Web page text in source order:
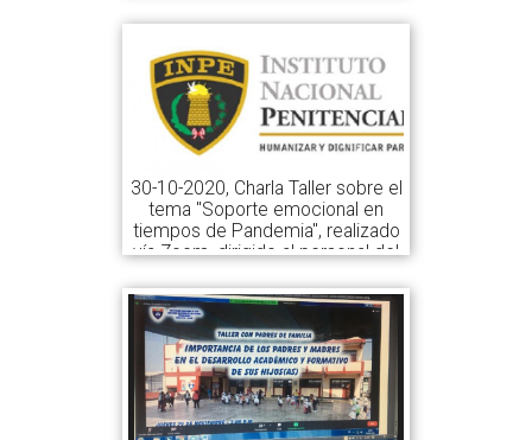
1239 "Fortaleza"
30-10-2020, Charla Taller sobre el
tema "Soporte emocional en
tiempos de Pandemia", realizado
vía Zoom, dirigido al personal del